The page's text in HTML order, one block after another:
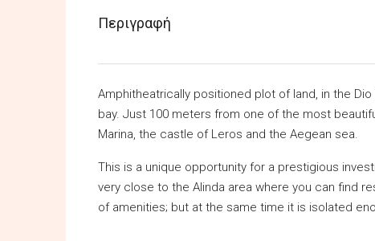
Περιγραφή
Amphitheatrically positioned plot of land, in the
bay. Just 100 meters from one of the most
Marina, the castle of Leros and the Aegean sea.
This is a unique opportunity for a prestigious
very close to the Alinda area where you can find
of amenities; but at the same time it is isolated